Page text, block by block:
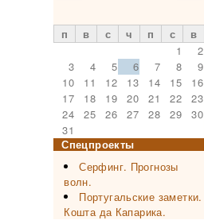
п в с ч п с
в
1
2
3
4 5 6 7 8
9
10
11 12 13 14 15
16
17
18 19 20 21 22
23
24
25 26 27 28 29
30
31
Спецпроекты
Серфинг. Прогнозы
волн.
Португальские заметки.
Кошта да Капарика.